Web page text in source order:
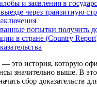
и заявления в
через транзитную
попытки получить
в стране (Country
— это история, которую
значительно выше. В
сбор доказательств